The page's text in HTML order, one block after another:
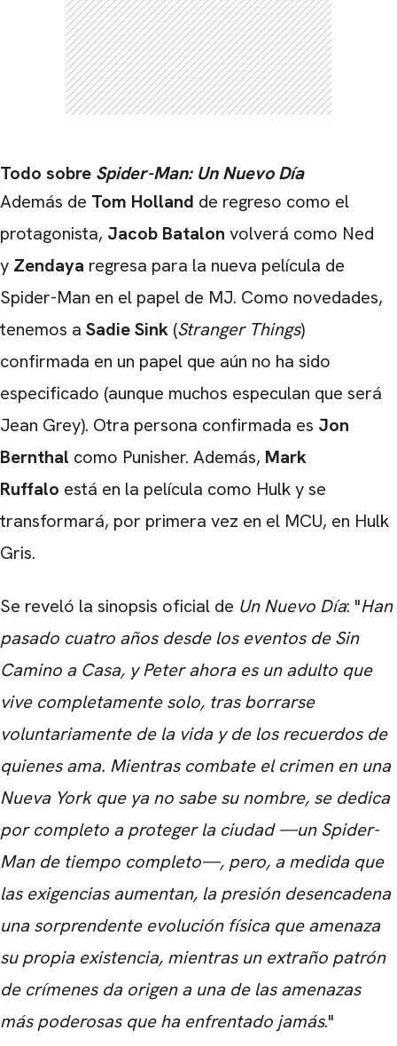
Todo sobre Spider-Man: Un Nuevo Día
Además de Tom Holland de regreso como el
protagonista, Jacob Batalon volverá como Ned
y Zendaya regresa para la nueva película de
Spider-Man en el papel de MJ. Como novedades,
tenemos a Sadie Sink (Stranger Things)
confirmada en un papel que aún no ha sido
especificado (aunque muchos especulan que será
Jean Grey). Otra persona confirmada es Jon
Bernthal como Punisher. Además, Mark
Ruffalo está en la película como Hulk y se
transformará, por primera vez en el MCU, en Hulk
Gris.
Se reveló la sinopsis oficial de Un Nuevo Día: "Han
pasado cuatro años desde los eventos de Sin
Camino a Casa, y Peter ahora es un adulto que
vive completamente solo, tras borrarse
voluntariamente de la vida y de los recuerdos de
quienes ama. Mientras combate el crimen en una
Nueva York que ya no sabe su nombre, se dedica
por completo a proteger la ciudad —un Spider-
Man de tiempo completo—, pero, a medida que
las exigencias aumentan, la presión desencadena
una sorprendente evolución física que amenaza
su propia existencia, mientras un extraño patrón
de crímenes da origen a una de las amenazas
más poderosas que ha enfrentado jamás."
CARREGANDO PUBLICIDADE